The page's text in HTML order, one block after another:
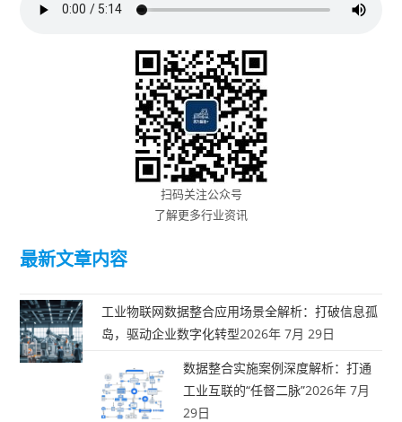
扫码关注公众号
了解更多行业资讯
最新文章内容
工业物联网数据整合应用场景全解析：打破信息孤
岛，驱动企业数字化转型2026年 7月 29日
数据整合实施案例深度解析：打通
工业互联的“任督二脉”2026年 7月
29日